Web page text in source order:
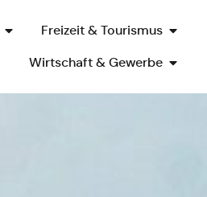
Freizeit & Tourismus
Wirtschaft & Gewerbe